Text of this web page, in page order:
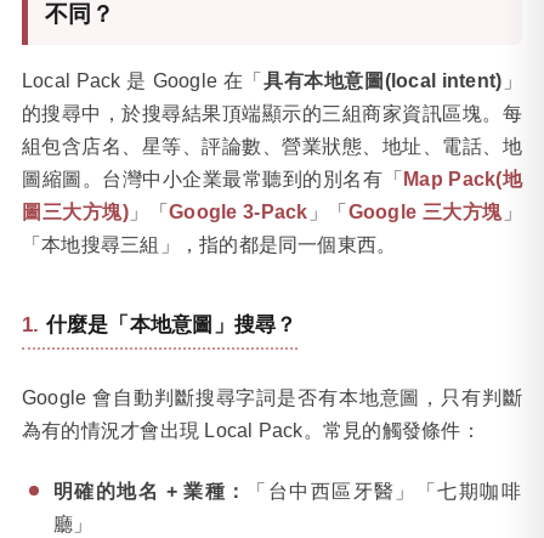
不同？
Local Pack 是 Google 在「 具有本地意圖(local intent) 」
的搜尋中，於搜尋結果頂端顯示的三組商家資訊區塊。每
組包含店名、星等、評論數、營業狀態、地址、電話、地
圖縮圖。台灣中小企業最常聽到的別名有「 Map Pack(地
圖三大方塊)」「Google 3-Pack 」「 Google 三大方塊 」
「本地搜尋三組」，指的都是同一個東西。
什麼是「本地意圖」搜尋？
Google 會自動判斷搜尋字詞是否有本地意圖，只有判斷
為有的情況才會出現 Local Pack。常見的觸發條件：
明確的地名 + 業種：
「台中西區牙醫」「七期咖啡
廳」